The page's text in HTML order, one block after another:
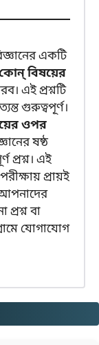
একটি
বিষয়ের
এই প্রশ্নটি
গুরুত্বপূর্ণ।
ওপর
ষষ্ঠ
প্রশ্ন। এই
প্রায়ই
বা
যোগাযোগ